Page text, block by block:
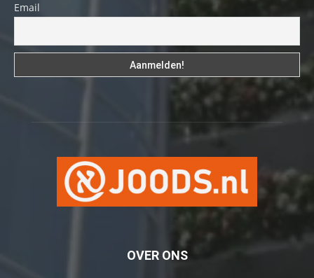
Email
OVER ONS